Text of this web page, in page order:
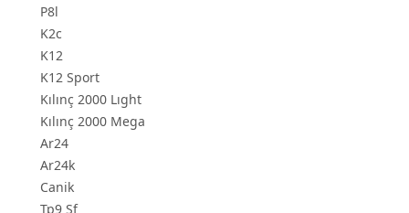
P8l
K2c
K12
K12 Sport
Kılınç 2000 Lıght
Kılınç 2000 Mega
Ar24
Ar24k
Canik
Tp9 Sf